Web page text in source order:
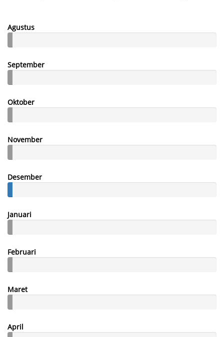
Agustus
September
Oktober
November
Desember
Januari
Februari
Maret
April